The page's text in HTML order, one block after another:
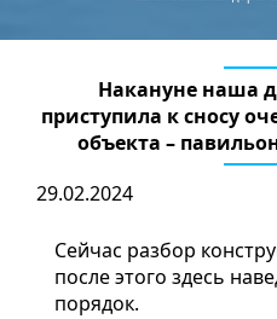
Накануне наша
приступила к сносу
объекта –
29.02.2024
Сейчас разбор
после этого здесь
порядок.